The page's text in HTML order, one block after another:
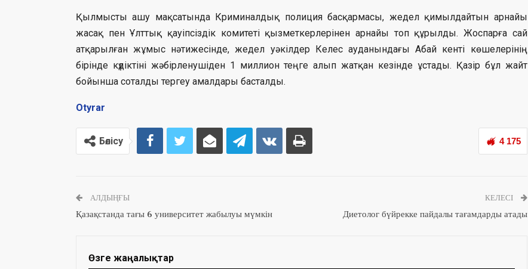
Қылмысты ашу мақсатында Криминалдық полиция басқармасы, жедел қимылдайтын арнайы
жасақ пен Ұлттық қауіпсіздік комитеті қызметкерлерінен арнайы топ құрылды. Жоспарға сай
атқарылған жұмыс нәтижесінде, жедел уәкілдер Келес ауданындағы Абай кенті көшелерінің
бірінде күдіктіні жәбірленушіден 1 миллион теңге алып жатқан кезінде ұстады. Қазір бұл жайт
бойынша соталды тергеу амалдары басталды.
Оtyrar
4 175
Бөлісу
АЛДЫҢҒЫ
Қазақстанда тағы 6 университет жабылуы мүмкін
КЕЛЕСІ
Диетолог бүйрекке пайдалы тағамдарды атады
Өзге жаңалықтар